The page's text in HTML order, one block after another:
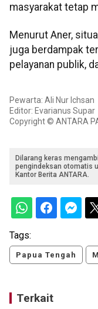
masyarakat tetap
Menurut Aner,
juga berdampak
pelayanan publik,
Pewarta: Ali Nur Ichsan
Editor: Evarianus Supar
Copyright © ANTARA
Dilarang keras
pengindeksan otomatis
Kantor Berita ANTARA.
Tags:
Papua Tengah
Terkait